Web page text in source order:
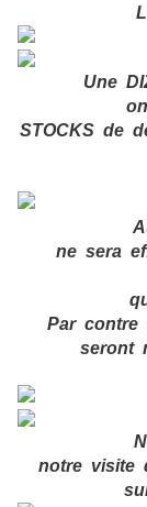
Une
STOCKS de
ne sera
Par contre
seront
notre visite